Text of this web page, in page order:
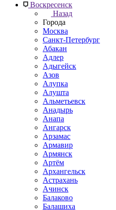
Воскресенск
Назад
Города
Москва
Санкт-Петербург
Абакан
Адлер
Адыгейск
Азов
Алупка
Алушта
Альметьевск
Анадырь
Анапа
Ангарск
Арзамас
Армавир
Армянск
Артём
Архангельск
Астрахань
Ачинск
Балаково
Балашиха